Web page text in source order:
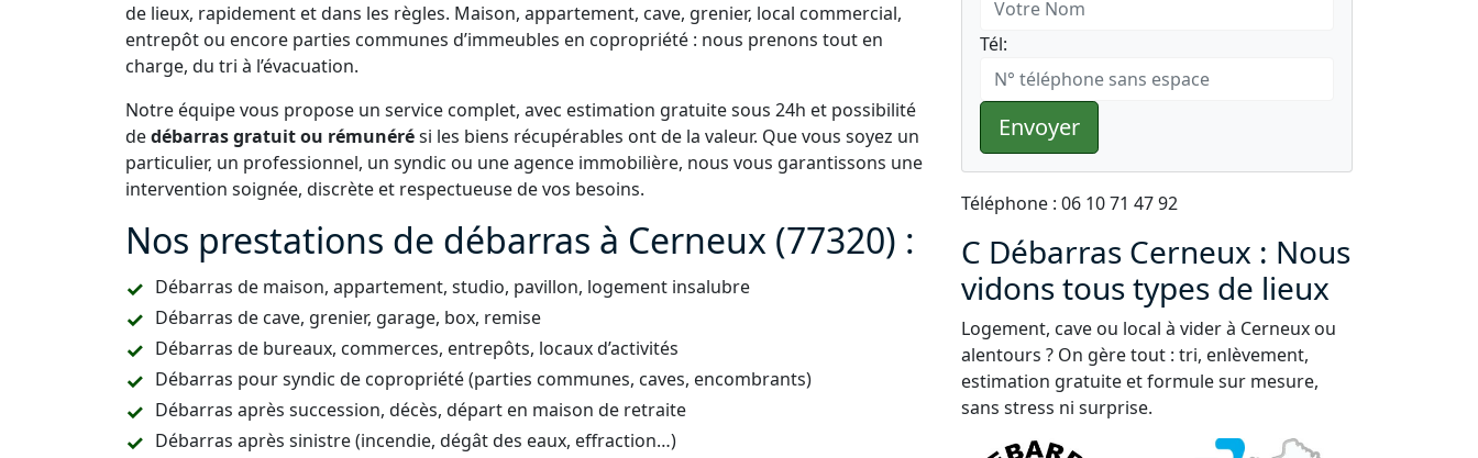
de lieux, rapidement et dans les règles. Maison, appartement, cave, grenier, local commercial,
entrepôt ou encore parties communes d’immeubles en copropriété : nous prenons tout en
charge, du tri à l’évacuation.
Notre équipe vous propose un service complet, avec estimation gratuite sous 24h et possibilité
dedébarras gratuit ou rémunérési les biens récupérables ont de la valeur. Que vous soyez un
particulier, un professionnel, un syndic ou une agence immobilière, nous vous garantissons une
intervention soignée, discrète et respectueuse de vos besoins.
Nos prestations de débarras à Cerneux (77320) :
Débarras de maison, appartement, studio, pavillon, logement insalubre
Débarras de cave, grenier, garage, box, remise
Débarras de bureaux, commerces, entrepôts, locaux d’activités
Débarras pour syndic de copropriété (parties communes, caves, encombrants)
Débarras après succession, décès, départ en maison de retraite
Débarras après sinistre (incendie, dégât des eaux, effraction…)
Tél:
Envoyer
Téléphone : 06 10 71 47 92
C Débarras Cerneux : Nous
vidons tous types de lieux
Logement, cave ou local à vider à Cerneux ou
alentours ? On gère tout : tri, enlèvement,
estimation gratuite et formule sur mesure,
sans stress ni surprise.